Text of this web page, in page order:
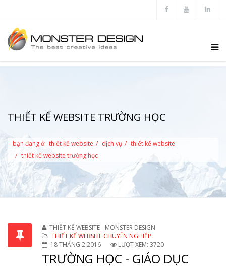
THIẾT KẾ WEBSITE TRƯỜNG HỌC
bạn đang ở: thiết kế website dịch vụ
thiết kế website
thiết kế website trường học
THIẾT KẾ WEBSITE - MONSTER DESIGN
THIẾT KẾ WEBSITE CHUYÊN NGHIỆP
18 THÁNG 2 2016
LƯỢT XEM: 3720
TRƯỜNG HỌC - GIÁO DỤC